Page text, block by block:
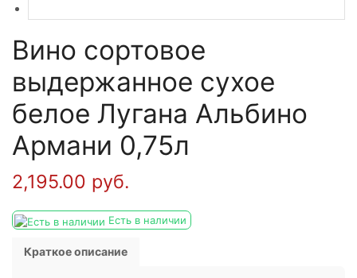
Вино сортовое
выдержанное сухое
белое Лугана Альбино
Армани 0,75л
2,195.00 руб.
Есть в наличии
Краткое описание